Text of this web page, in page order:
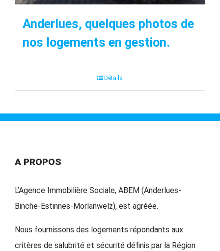
Anderlues, quelques photos de
nos logements en gestion.
Détails
A PROPOS
L’Agence Immobilière Sociale, ABEM (Anderlues-
Binche-Estinnes-Morlanwelz), est agréée.
Nous fournissons des logements répondants aux
critères de salubrité et sécurité définis par la Région